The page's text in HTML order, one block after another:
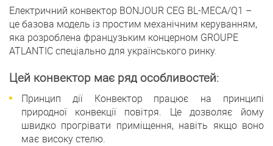
Електричний конвектор BONJOUR CEG BL-MECA/Q1 –
це базова модель із простим механічним керуванням,
яка розроблена французьким концерном GROUPE
ATLANTIC спеціально для українського ринку.
Цей конвектор має ряд особливостей:
Принцип дії Конвектор працює на принципі
природної конвекції повітря. Це дозволяє йому
швидко прогрівати приміщення, навіть якщо воно
має високу стелю.